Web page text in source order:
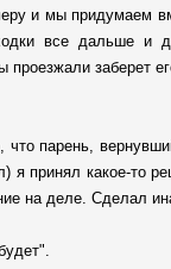
и мы придумаем
все дальше
проезжали заберет
что парень,
принял какое-то
на деле. Сделал